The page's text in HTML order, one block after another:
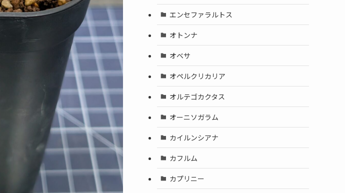
エンセファラルトス
オトンナ
オベサ
オペルクリカリア
オルテゴカクタス
オーニソガラム
カイルンシアナ
カフルム
カプリニー